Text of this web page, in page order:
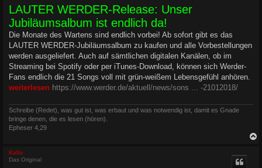
a
g
LAUTER WERDER-Release: Unser
Jubiläumsalbum ist endlich da!
Die Monate des Wartens sind endlich vorbei! Ab sofort gibt es das
LAUTER WERDER-Jubiläumsalbum zu kaufen und alle Vorbestellungen
werden ausgeliefert. Auch auf sämtlichen digitalen Kanälen, ob im
Streaming bei Spotify oder per iTunes-Download, können sich Werder-
Fans endlich die 21 Songs voll mit grün-weißem Lebensgefühl anhören.
weiterlesen https://www.werder.de/aktuell/news/sons ... -21012018/
Schreibe (Redet), was gut ist, was erbaut und was notwendig ist, damit es Gnade
bringe denen, die es lesen (hören).
Epheser 4,29
Kalle
Das Original